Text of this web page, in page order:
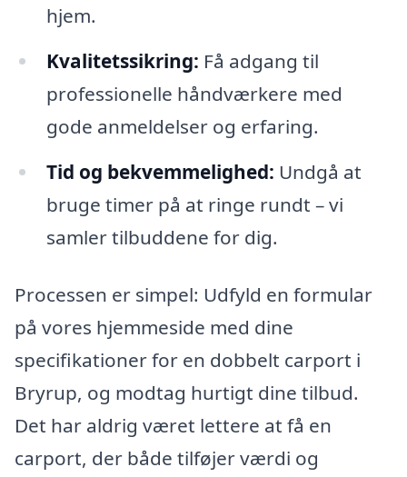
hjem.
Kvalitetssikring: Få adgang til
professionelle håndværkere med
gode anmeldelser og erfaring.
Tid og bekvemmelighed: Undgå at
bruge timer på at ringe rundt – vi
samler tilbuddene for dig.
Processen er simpel: Udfyld en formular
på vores hjemmeside med dine
specifikationer for en dobbelt carport i
Bryrup, og modtag hurtigt dine tilbud.
Det har aldrig været lettere at få en
carport, der både tilføjer værdi og